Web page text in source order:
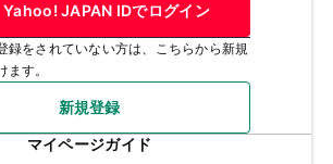
Yahoo! JAPAN IDでログイン
録をされていない方は、こちらから新規
ます。
新規登録
マイページガイド